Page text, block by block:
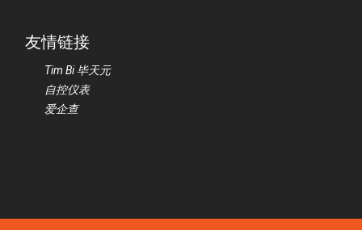
友情链接
Tim Bi 毕天元
自控仪表
爱企查